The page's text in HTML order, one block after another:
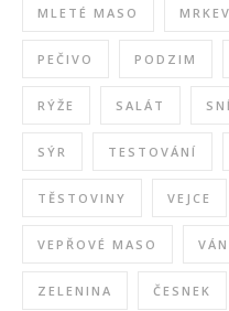
MLETÉ MASO MRKEV
PEČIVO PODZIM
RÝŽE SALÁT
SÝR TESTOVÁNÍ
TĚSTOVINY VEJCE
VEPŘOVÉ MASO
ZELENINA ČESNEK